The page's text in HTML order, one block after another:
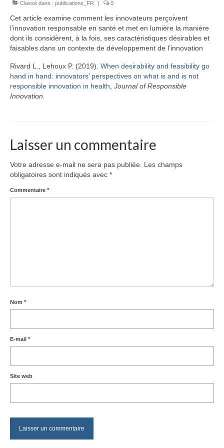
Équipe
Publications
Vidéos
English
Classé dans : publications_FR | 0
Cet article examine comment les innovateurs perçoivent
l’innovation responsable en santé et met en lumière la manière
dont ils considèrent, à la fois, ses caractéristiques désirables et
faisables dans un contexte de développement de l’innovation
Rivard L., Lehoux P. (2019). When desirability and feasibility go
hand in hand: innovators’ perspectives on what is and is not
responsible innovation in health Journal of Responsible
Innovation.
Laisser un commentaire
Votre adresse e-mail ne sera pas publiée.
Les champs
obligatoires sont indiqués avec *
Commentaire *
Nom *
E-mail *
Site web